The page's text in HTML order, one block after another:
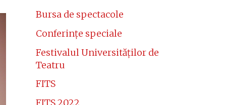
Bursa de spectacole
Conferinţe speciale
Festivalul Universităţilor de
Teatru
FITS
FITS 2022